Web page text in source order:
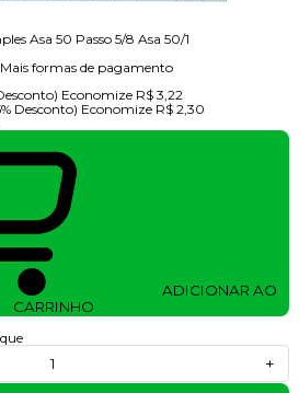
Asa 50 Passo 5/8 Asa 50/1
Mais formas de pagamento
Economize R$ 3,22
Desconto) Economize R$ 2,30
ADICIONAR AO
CARRINHO
+